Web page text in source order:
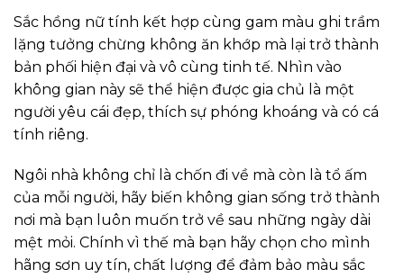
Sắc hồng nữ tính kết hợp cùng gam màu ghi trầm
lặng tưởng chừng không ăn khớp mà lại trở thành
bản phối hiện đại và vô cùng tinh tế. Nhìn vào
không gian này sẽ thể hiện được gia chủ là một
người yêu cái đẹp, thích sự phóng khoáng và có cá
tính riêng.
Ngôi nhà không chỉ là chốn đi về mà còn là tổ ấm
của mỗi người, hãy biến không gian sống trở thành
nơi mà bạn luôn muốn trở về sau những ngày dài
mệt mỏi. Chính vì thế mà bạn hãy chọn cho mình
hãng sơn uy tín, chất lượng để đảm bảo màu sắc